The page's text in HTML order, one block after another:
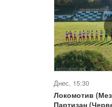
Днес, 15:30
Локомотив
Партизан